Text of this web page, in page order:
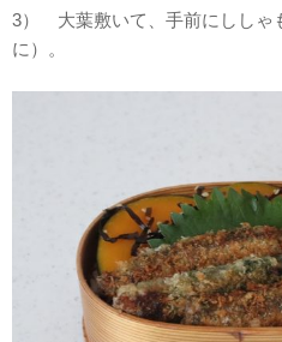
3） 大葉敷いて、手前にししゃ
に）。